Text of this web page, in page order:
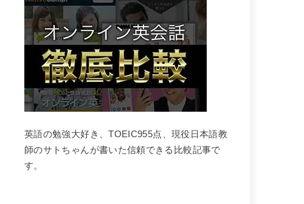
英語の勉強大好き、TOEIC955点、現役日本語教
師のサトちゃんが書いた信頼できる比較記事で
す。